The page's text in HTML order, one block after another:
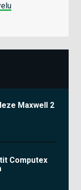
Maxwell 2
Computex